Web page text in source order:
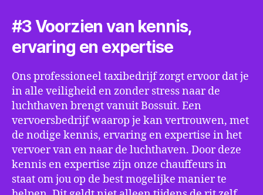
#3 Voorzien van kennis,
ervaring en expertise
Ons professioneel taxibedrijf zorgt ervoor dat je
in alle veiligheid en zonder stress naar de
luchthaven brengt vanuit Bossuit. Een
vervoersbedrijf waarop je kan vertrouwen, met
de nodige kennis, ervaring en expertise in het
vervoer van en naar de luchthaven. Door deze
kennis en expertise zijn onze chauffeurs in
staat om jou op de best mogelijke manier te